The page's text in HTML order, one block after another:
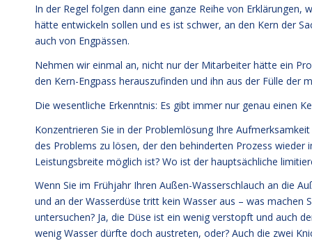
In der Regel folgen dann eine ganze Reihe von
hätte entwickeln sollen und es ist schwer, an den Kern der
auch von Engpässen.
Nehmen wir einmal an, nicht nur der Mitarbeiter hätte ein
den Kern-Engpass herauszufinden und ihn aus der Fülle der
Die wesentliche Erkenntnis: Es gibt immer nur genau einen
Konzentrieren Sie in der Problemlösung Ihre
des Problems zu lösen, der den behinderten Prozess
Leistungsbreite möglich ist? Wo ist der hauptsächliche
Wenn Sie im Frühjahr Ihren Außen-Wasserschlauch an die
und an der Wasserdüse tritt kein Wasser aus – was machen
untersuchen? Ja, die Düse ist ein wenig verstopft und auch
wenig Wasser dürfte doch austreten, oder? Auch die zwei